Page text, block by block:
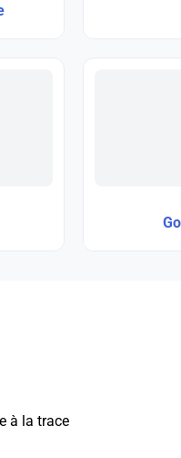
à la trace